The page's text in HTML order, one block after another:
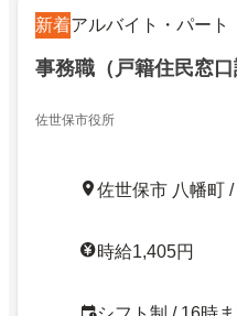
新着アルバイト・パート
事務職（戸籍住民窓口
佐世保市役所
佐世保市 八幡町
時給1,405円